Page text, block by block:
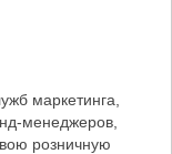
маркетинга,
менеджеров,
розничную